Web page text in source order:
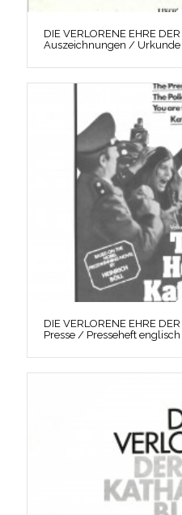
DIE VERLORENE EHRE
Auszeichnungen / Urkunde
DIE VERLORENE EHRE
Presse / Presseheft englisch